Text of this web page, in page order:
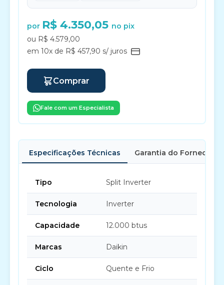
por R$ 4.350,05 no pix
ou R$ 4.579,00
em 10x de R$ 457,90 s/ juros
Comprar
Fale com um Especialista
Especificações Técnicas Garantia do Fornecedor
Tipo Split Inverter
Tecnologia Inverter
Capacidade 12.000 btus
Marcas Daikin
Ciclo Quente e Frio